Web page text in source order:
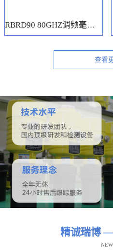
RBRD90 80GHZ调频毫米波水位计
查看
精诚瑞博